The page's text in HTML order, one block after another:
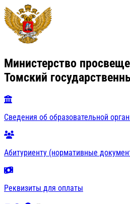
Министерство
Томский
Сведения об образовательной
Абитуриенту (нормативные
Реквизиты для оплаты